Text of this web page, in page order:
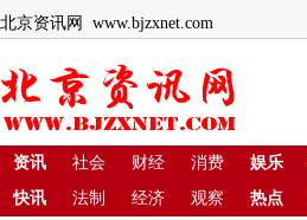
北京资讯网 www.bjzxnet.com
资讯 社会 财经 消费 娱乐
快讯
法制 经济 观察 热点